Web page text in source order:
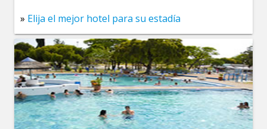
» Elija el mejor hotel para su estadía